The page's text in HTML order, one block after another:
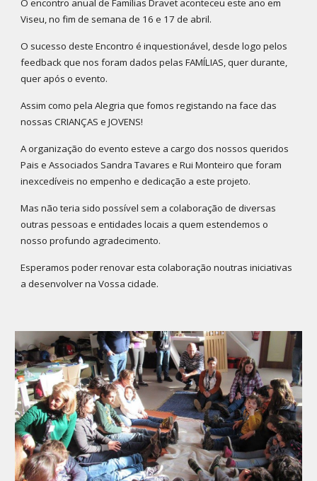
O encontro anual de Famílias Dravet aconteceu este ano em
Viseu, no fim de semana de 16 e 17 de abril.
O sucesso deste Encontro é inquestionável, desde logo pelos
feedback que nos foram dados pelas FAMÍLIAS, quer durante,
quer após o evento.
Assim como pela Alegria que fomos registando na face das
nossas CRIANÇAS e JOVENS!
A organização do evento esteve a cargo dos nossos queridos
Pais e Associados Sandra Tavares e Rui Monteiro que foram
inexcedíveis no empenho e dedicação a este projeto.
Mas não teria sido possível sem a colaboração de diversas
outras pessoas e entidades locais a quem estendemos o
nosso profundo agradecimento.
Esperamos poder renovar esta colaboração noutras iniciativas
a desenvolver na Vossa cidade.